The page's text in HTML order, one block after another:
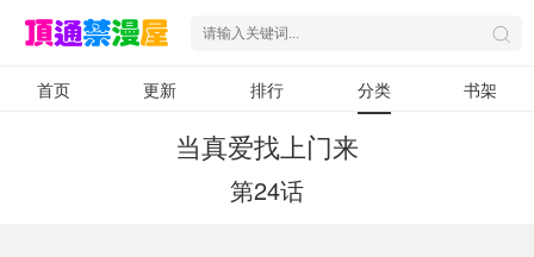
首页 更新 排行 分类 书架
当真爱找上门来
第24话